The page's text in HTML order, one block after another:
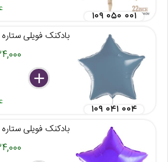
۱۰۹ ۰۵۰ ۰۰۱
بادکنک فویلی
۳۴,۰۰۰
delete
remove
add
۱۰۹ ۰۴۱ ۰۰۴
بادکنک فویلی
۳۴,۰۰۰